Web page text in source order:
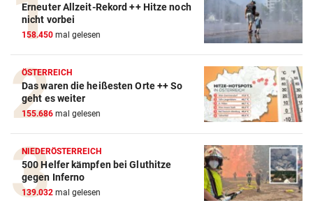
Erneuter Allzeit-Rekord ++ Hitze noch
nicht vorbei
158.450 mal gelesen
ÖSTERREICH
Das waren die heißesten Orte ++ So
geht es weiter
155.686 mal gelesen
NIEDERÖSTERREICH
500 Helfer kämpfen bei Gluthitze
gegen Inferno
139.032 mal gelesen